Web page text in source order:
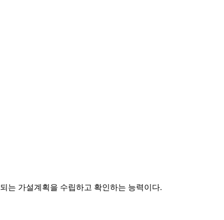
는 가설계획을 수립하고 확인하는 능력이다.